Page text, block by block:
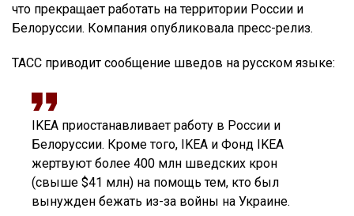
что прекращает работать на территории России и
Белоруссии. Компания опубликовала пресс-релиз.
ТАСС приводит сообщение шведов на русском языке:
IKEA приостанавливает работу в России и
Белоруссии. Кроме того, IKEA и Фонд IKEA
жертвуют более 400 млн шведских крон
(свыше $41 млн) на помощь тем, кто был
вынужден бежать из-за войны на Украине.